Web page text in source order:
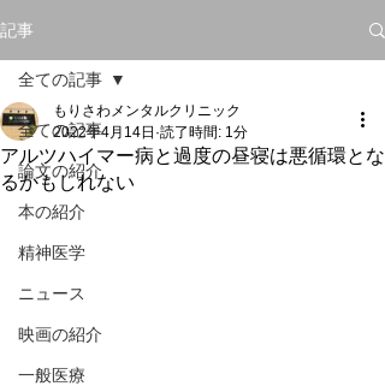
記事
全ての記事
論文の紹介
本の紹介
精神医学
ニュース
映画の紹介
一般医療
全ての記事
アルツハイマー病と過度の昼寝は悪循環とな
るかもしれない
もりさわメンタルクリニック
2022年4月14日 読了時間: 1分